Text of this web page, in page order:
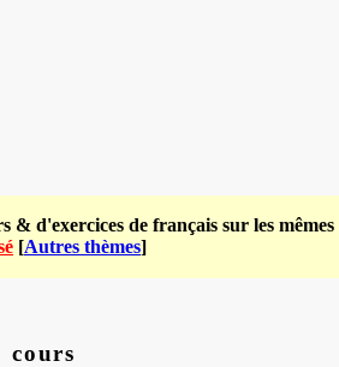
& d'exercices de français sur les mêmes
[Autres thèmes]
cours